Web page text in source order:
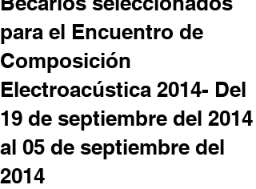
para el Encuentro de
Composición
Electroacústica 2014- Del
19 de septiembre del 2014
al 05 de septiembre del
2014